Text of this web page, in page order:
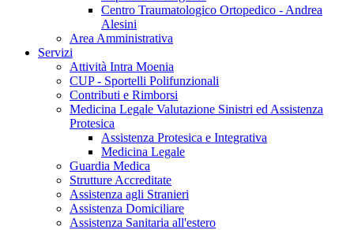
Centro Traumatologico Ortopedico - Andrea
Alesini
Area Amministrativa
Servizi
Attività Intra Moenia
CUP - Sportelli Polifunzionali
Contributi e Rimborsi
Medicina Legale Valutazione Sinistri ed Assistenza
Protesica
Assistenza Protesica e Integrativa
Medicina Legale
Guardia Medica
Strutture Accreditate
Assistenza agli Stranieri
Assistenza Domiciliare
Assistenza Sanitaria all'estero